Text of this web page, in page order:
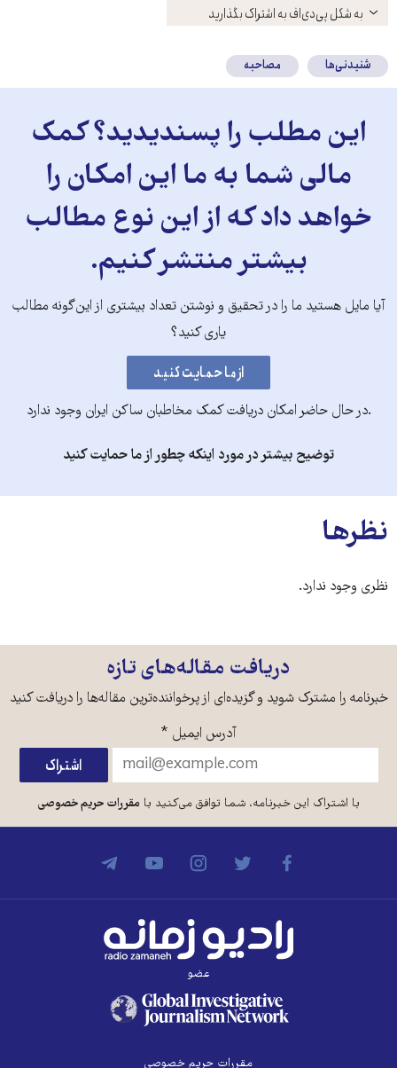
باز
کنید
به شکل پی‌دی‌اف به اشتراک بگذارید
شنیدنی‌ها مصاحبه
این مطلب را پسندیدید؟ کمک
مالی شما به ما این امکان را
خواهد داد که از این نوع مطالب
بیشتر منتشر کنیم.
آیا مایل هستید ما را در تحقیق و نوشتن تعداد بیشتری از این‌گونه مطالب
یاری کنید؟
.در حال حاضر امکان دریافت کمک مخاطبان ساکن ایران وجود ندارد
توضیح بیشتر در مورد اینکه چطور از ما حمایت کنید
نظرها
نظری وجود ندارد.
دریافت مقاله‌های تازه
خبرنامه را مشترک شوید و گزیده‌ای از پرخواننده‌ترین مقاله‌ها را دریافت کنید
آدرس ایمیل *
با اشتراک این خبرنامه، شما توافق می‌کنید بامقررات حریم خصوصی
عضو
مقررات حریم خصوصی